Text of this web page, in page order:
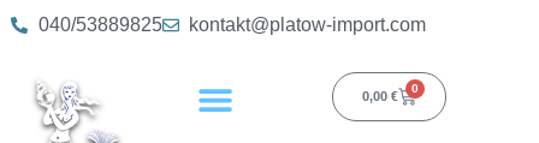
040/53889825 kontakt@platow-import.com
0,00 €
0